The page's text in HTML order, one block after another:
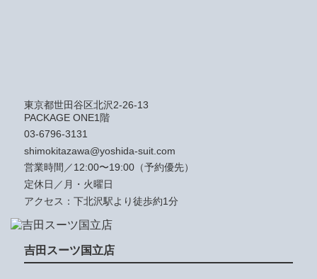
東京都世田谷区北沢2-26-13
PACKAGE ONE1階
03-6796-3131
shimokitazawa@yoshida-suit.com
営業時間／12:00〜19:00（予約優先）
定休日／月・火曜日
アクセス：下北沢駅より徒歩約1分
吉田スーツ国立店